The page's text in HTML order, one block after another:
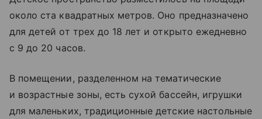
около ста квадратных метров. Оно предназначено
для детей от трех до 18 лет и открыто ежедневно
с 9 до 20 часов.
В помещении, разделенном на тематические
и возрастные зоны, есть сухой бассейн, игрушки
для маленьких, традиционные детские настольные